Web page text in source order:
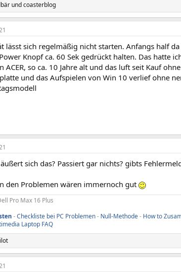
undcoasterblog
lässt sich regelmäßig nicht starten. Anfangs half
Knopf ca. 60 Sek gedrückt halten. Das hatte
ACER, so ca. 10 Jahre alt und das luft seit Kauf
und das Aufspielen von Win 10 verlief ohne
sich das? Passiert gar nichts? gibts
den Problemen wären immernoch gut
Pro Max 16 Plus
-Checkliste bei PC Problemen- Null-Methode- How to
Laptop FAQ